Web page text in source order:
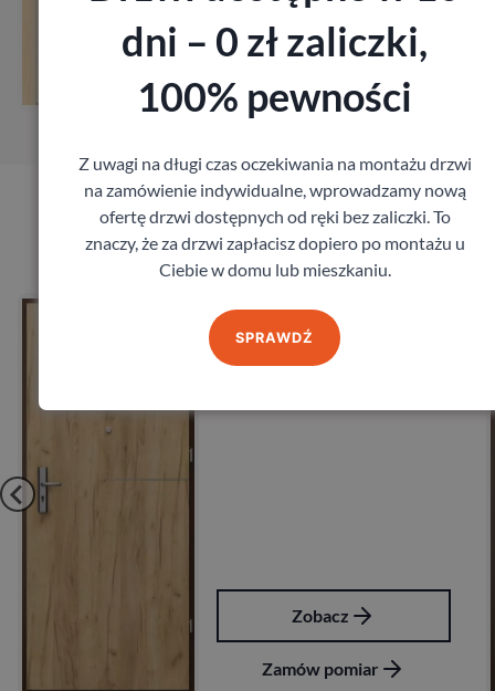
Zobacz
Zamów pomiar
Produkty marki Porta
Drzwi Porta Opal
Porta
2 095,20zł
Zobacz
Zamów pomiar
dni – 0 zł zaliczki,
100% pewności
Z uwagi na długi czas oczekiwania na montażu drzwi
na zamówienie indywidualne, wprowadzamy nową
ofertę drzwi dostępnych od ręki bez zaliczki. To
znaczy, że za drzwi zapłacisz dopiero po montażu u
Ciebie w domu lub mieszkaniu.
SPRAWDŹ